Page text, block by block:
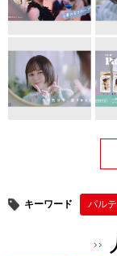
キーワード パル